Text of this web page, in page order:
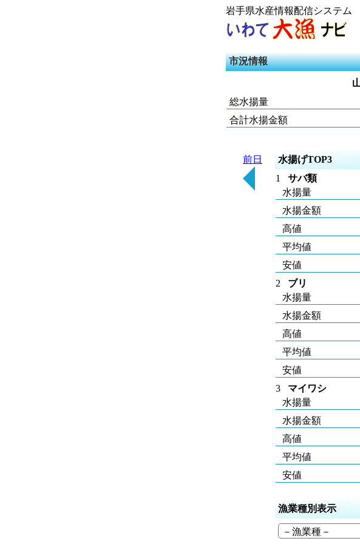
岩手県水産情報配信システム
市況情報
総水揚量
合計水揚金額
前日
水揚げTOP3
1
サバ類
水揚量
水揚金額
高値
平均値
安値
2
ブリ
水揚量
水揚金額
高値
平均値
安値
3
マイワシ
水揚量
水揚金額
高値
平均値
安値
漁業種別表示